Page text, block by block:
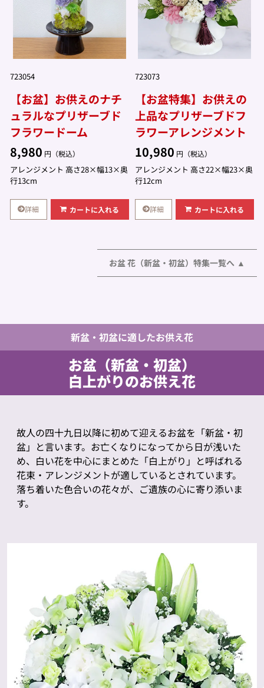
723054
【お盆】お供えのナチ
ュラルなプリザーブド
フラワードーム
8,980 円（税込）
アレンジメント 高さ28×幅13×奥
行13cm
詳細 カートに入れる
723073
【お盆特集】お供えの
上品なプリザーブドフ
ラワーアレンジメント
10,980 円（税込）
アレンジメント 高さ22×幅23×奥
行12cm
詳細 カートに入れる
お盆 花（新盆・初盆）特集一覧へ
新盆・初盆に適したお供え花
お盆（新盆・初盆）
白上がりのお供え花
故人の四十九日以降に初めて迎えるお盆を「新盆・初
盆」と言います。お亡くなりになってから日が浅いた
め、白い花を中心にまとめた「白上がり」と呼ばれる
花束・アレンジメントが適しているとされています。
落ち着いた色合いの花々が、ご遺族の心に寄り添いま
す。